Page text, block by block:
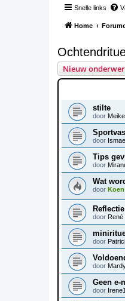
Snelle links
Home
Nieuw
stilte
door
door
Tips
door
Wat
door
door René
door
door
Geen e-
door